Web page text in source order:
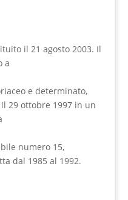
il 21 agosto 2003. Il
a
e determinato,
29 ottobre 1997 in un
numero 15,
dal 1985 al 1992.